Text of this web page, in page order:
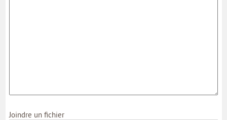
Joindre un fichier